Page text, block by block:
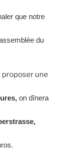
que notre
du
proposer une
on dînera